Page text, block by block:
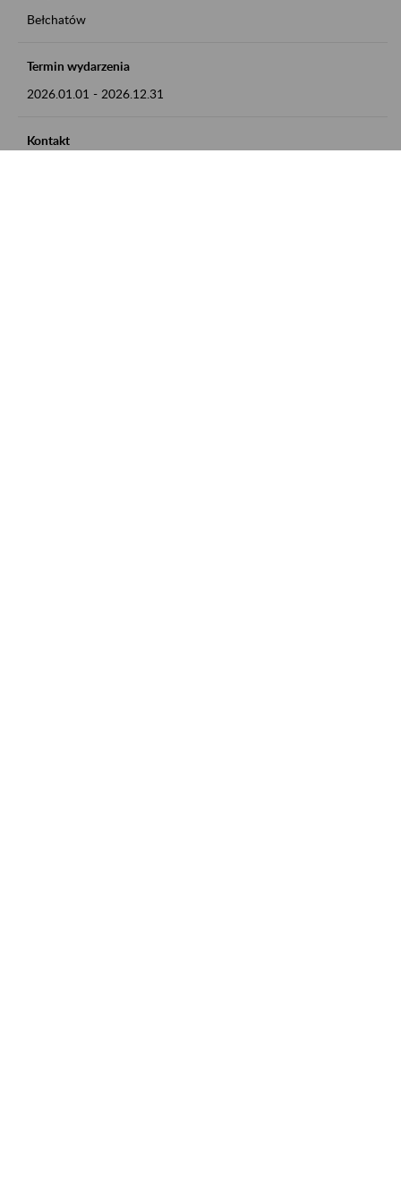
Bełchatów
Termin wydarzenia
2026.01.01 - 2026.12.31
Kontakt